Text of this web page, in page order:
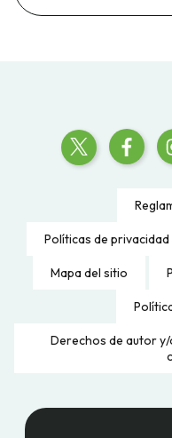
Políticas de
Mapa del sitio
Derechos de autor